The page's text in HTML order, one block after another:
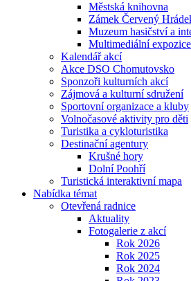
Městská knihovna
Zámek Červený
Muzeum hasičství a
Multimediální expozice
Kalendář akcí
Akce DSO Chomutovsko
Sponzoři kulturních akcí
Zájmová a kulturní sdružení
Sportovní organizace a kluby
Volnočasové aktivity pro děti
Turistika a cykloturistika
Destinační agentury
Krušné hory
Dolní Poohří
Turistická interaktivní mapa
Nabídka témat
Otevřená radnice
Aktuality
Fotogalerie z akcí
Rok 2026
Rok 2025
Rok 2024